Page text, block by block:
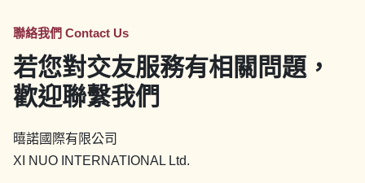
聯絡我們 Contact Us
若您對交友服務有相關問題，
歡迎聯繫我們
暿諾國際有限公司
XI NUO INTERNATIONAL Ltd.